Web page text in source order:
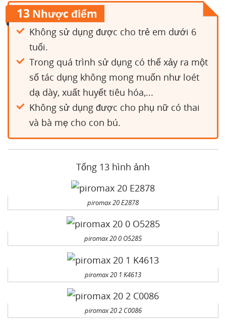
13 Nhược điểm
Không sử dụng được cho trẻ em dưới 6
tuổi.
Trong quá trình sử dụng có thể xảy ra một
số tác dụng không mong muốn như loét
dạ dày, xuất huyết tiêu hóa,...
Không sử dụng được cho phụ nữ có thai
và bà mẹ cho con bú.
Tổng 13 hình ảnh
piromax 20 E2878
piromax 20 0 O5285
piromax 20 1 K4613
piromax 20 2 C0086